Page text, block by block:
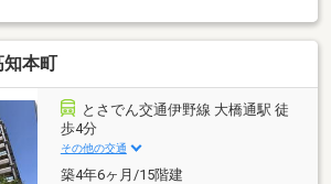
知本町
とさでん交通伊野線 大橋通駅 徒
歩4分
その他の交通
築4年6ヶ月/15階建